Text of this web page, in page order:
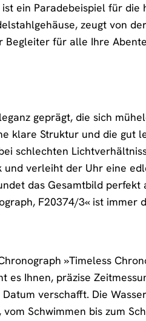
ein Paradebeispiel für
zeugt von
für alle Ihre
geprägt, die sich
klare Struktur und die gut
schlechten
verleiht der Uhr eine
das Gesamtbild
F20374/3« ist immer
»Timeless
Ihnen, präzise
verschafft. Die
Schwimmen bis zum